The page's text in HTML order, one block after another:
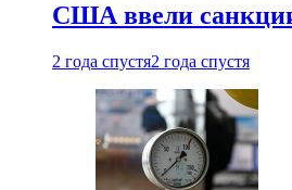
США ввели санкции
2 года спустя2 года спустя